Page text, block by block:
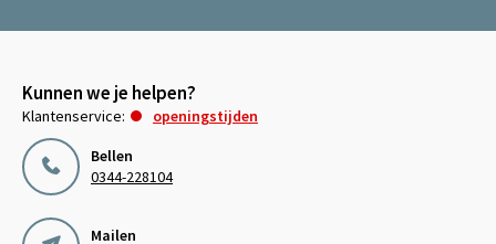
Kunnen we je helpen?
Klantenservice:
openingstijden
Bellen
0344-228104
Mailen